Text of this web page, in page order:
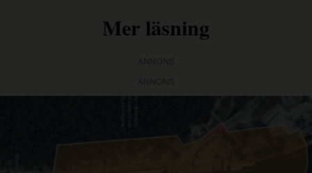
Mer läsning